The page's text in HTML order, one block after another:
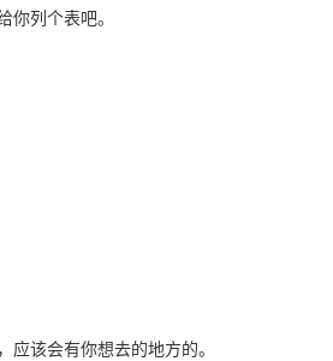
你列个表吧。
该会有你想去的地方的。